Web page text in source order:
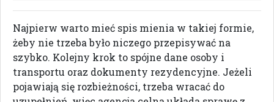
Najpierw warto mieć spis mienia w takiej formie,
żeby nie trzeba było niczego przepisywać na
szybko. Kolejny krok to spójne dane osoby i
transportu oraz dokumenty rezydencyjne. Jeżeli
pojawiają się rozbieżności, trzeba wracać do